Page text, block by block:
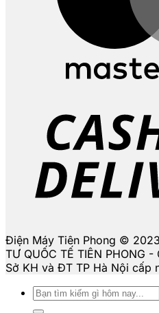
Điện Máy Tiên Phong ©
TƯ QUỐC TẾ TIÊN PHONG
Sở KH và ĐT TP Hà Nội cấp
Tìm
kiếm: